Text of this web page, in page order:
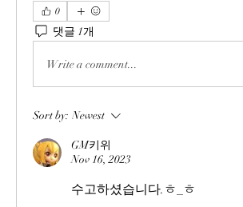
0
댓글 1개
Write a comment...
Sort by: Newest
GM키위
Nov 16, 2023
수고하셨습니다.ㅎ_ㅎ